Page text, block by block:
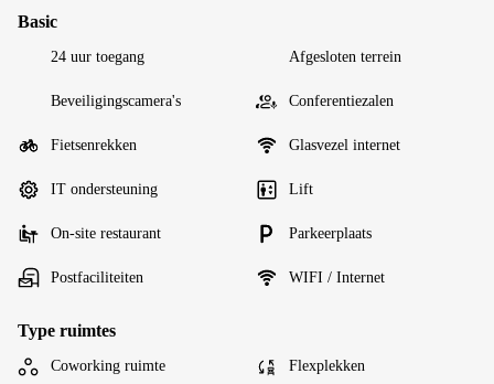
Basic
24 uur toegang Afgesloten terrein
Beveiligingscamera's Conferentiezalen
Fietsenrekken Glasvezel internet
IT ondersteuning Lift
On-site restaurant Parkeerplaats
Postfaciliteiten WIFI / Internet
Type ruimtes
Coworking ruimte Flexplekken